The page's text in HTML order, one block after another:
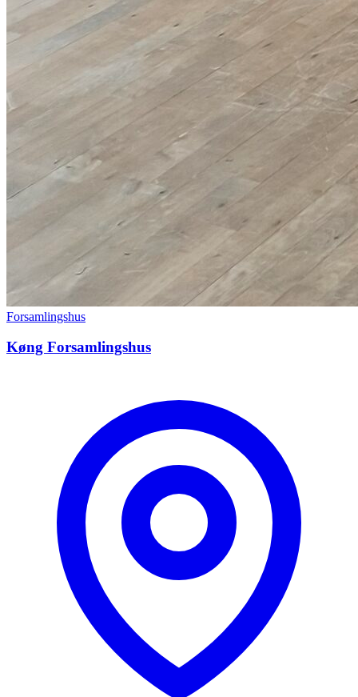
Forsamlingshus
Køng Forsamlingshus